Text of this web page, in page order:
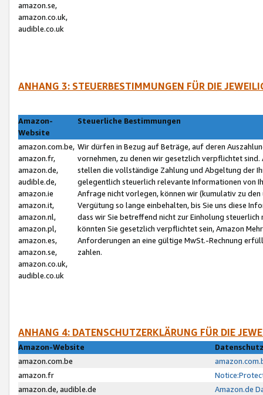
amazon.se,
amazon.co.uk,
audible.co.uk
ANHANG 3: STEUERBESTIMMUNGEN FÜR DIE
Amazon-
Website
Steuerliche Bestimmungen
amazon.com.be,
amazon.fr,
amazon.de,
audible.de,
amazon.ie
amazon.it,
amazon.nl,
amazon.pl,
amazon.es,
amazon.se,
amazon.co.uk,
audible.co.uk
Wir dürfen in Bezug auf Beträge, auf deren
vornehmen, zu denen wir gesetzlich verpflichtet
stellen die vollständige Zahlung und Abgeltung der
gelegentlich steuerlich relevante Informationen von
Anfrage nicht vorlegen, können wir (kumulativ zu
Vergütung so lange einbehalten, bis Sie uns diese
dass wir Sie betreffend nicht zur Einholung
könnten Sie gesetzlich verpflichtet sein, Amazon
Anforderungen an eine gültige MwSt.-Rechnung
zahlen.
ANHANG 4: DATENSCHUTZERKLÄRUNG FÜR DIE
Amazon-Website
amazon.com.be
amazon.fr
amazon.de, audible.de
Amazon.de